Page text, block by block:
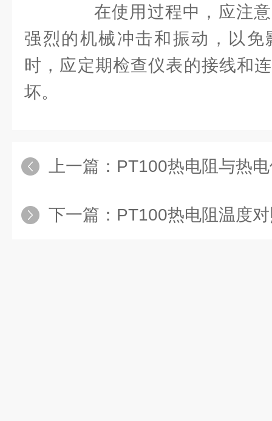
在使用过程中，应注意
强烈的机械冲击和振动，以免
时，应定期检查仪表的接线和
坏。
上一篇： PT100热电阻与热
下一篇： PT100热电阻温度